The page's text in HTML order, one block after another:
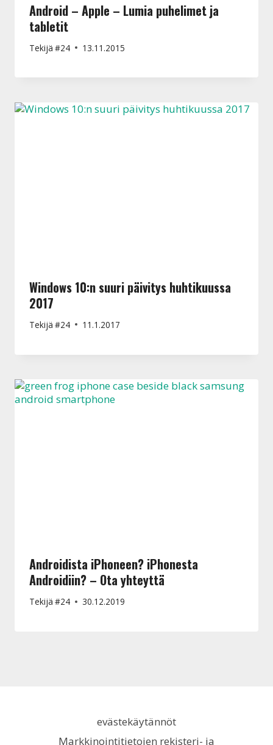
Android – Apple – Lumia puhelimet ja
tabletit
Tekijä #24 13.11.2015
Windows 10:n suuri päivitys huhtikuussa
2017
Tekijä #24 11.1.2017
Androidista iPhoneen? iPhonesta
Androidiin? – Ota yhteyttä
Tekijä #24 30.12.2019
evästekäytännöt
Markkinointitietojen rekisteri- ja